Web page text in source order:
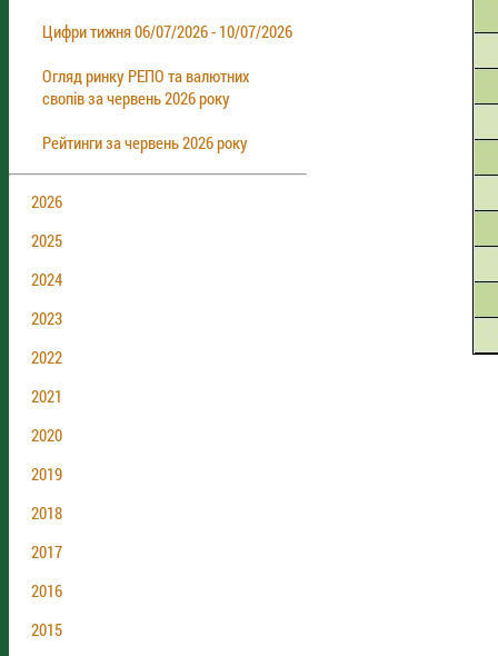
Цифри тижня 06/07/2026 - 10/07/2026
Огляд ринку РЕПО та валютних
свопів за червень 2026 року
Рейтинги за червень 2026 року
2026
2025
2024
2023
2022
2021
2020
2019
2018
2017
2016
2015